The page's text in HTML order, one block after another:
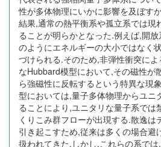
性が多体物理にいかに影響を及ぼす
結果,通常の熱平衡系や孤立系では現
ることが明らかとなった.例えば,開
のようにエネルギーの大小ではなく
づけられる.そのため,非弾性衝突に
なHubbard模型において,その磁性が
ら強磁性に反転するという特異な現
型においては,量子多体物理からユニ
ることにより,ユニタリな量子系では
くりこみ群フローが出現する.散逸は
引き起こすため,従来は多くの場合避
扱われてきた.しかし,これらの系で